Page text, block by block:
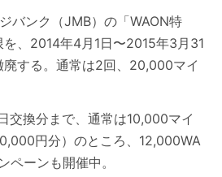
バンク（JMB）の「WAON特
、2014年4月1日〜2015年3月31
廃する。通常は2回、20,000マイ
交換分まで、通常は10,000マイ
円分）のところ、12,000WA
ペーンも開催中。